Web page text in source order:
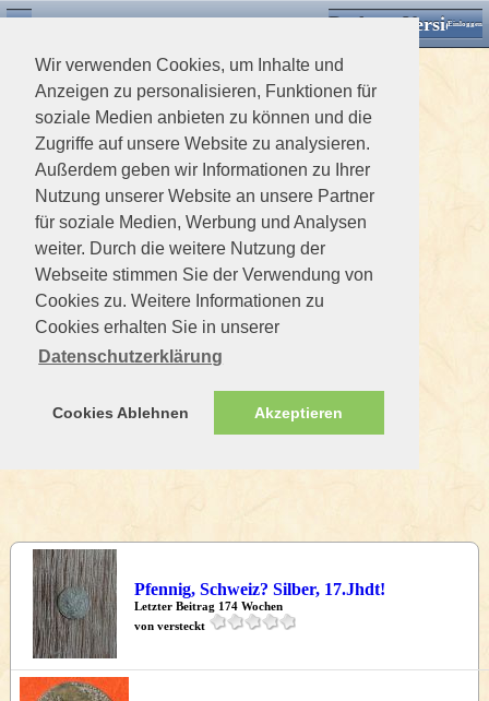
Wir verwenden Cookies, um Inhalte und
Anzeigen zu personalisieren, Funktionen für
soziale Medien anbieten zu können und die
Zugriffe auf unsere Website zu analysieren.
Außerdem geben wir Informationen zu Ihrer
Nutzung unserer Website an unsere Partner
für soziale Medien, Werbung und Analysen
weiter. Durch die weitere Nutzung der
Webseite stimmen Sie der Verwendung von
Cookies zu. Weitere Informationen zu
Cookies erhalten Sie in unserer
Datenschutzerklärung
Cookies Ablehnen Akzeptieren
Desktop VersionEinloggen
Pfennig, Schweiz? Silber, 17.Jhdt!
Letzter Beitrag 174 Wochen
von versteckt